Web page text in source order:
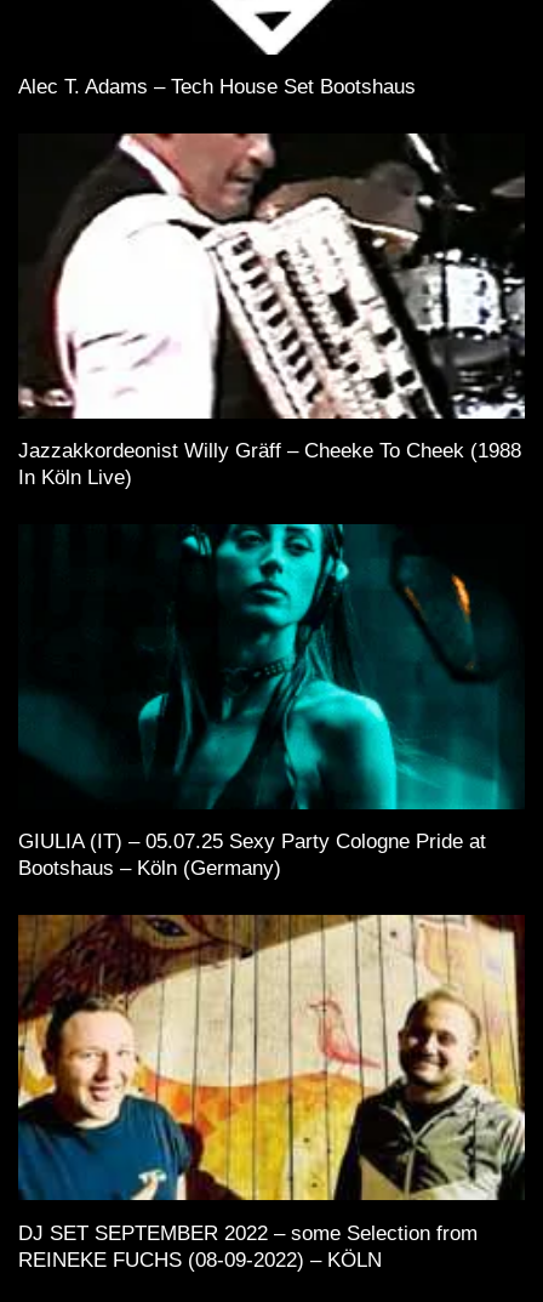
Alec T. Adams – Tech House Set Bootshaus
Jazzakkordeonist Willy Gräff – Cheeke To Cheek (1988
In Köln Live)
GIULIA (IT) – 05.07.25 Sexy Party Cologne Pride at
Bootshaus – Köln (Germany)
DJ SET SEPTEMBER 2022 – some Selection from
REINEKE FUCHS (08-09-2022) – KÖLN